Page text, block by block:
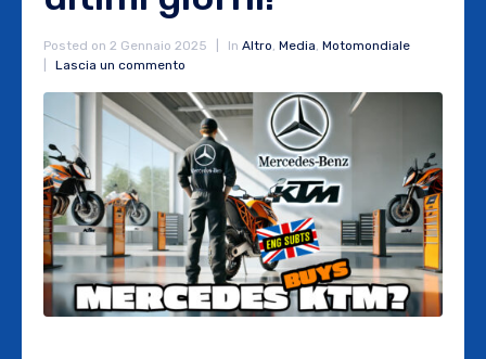
Posted on 2 Gennaio 2025 In Altro, Media, Motomondiale
Lascia un commento